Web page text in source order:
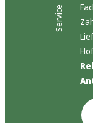
Service